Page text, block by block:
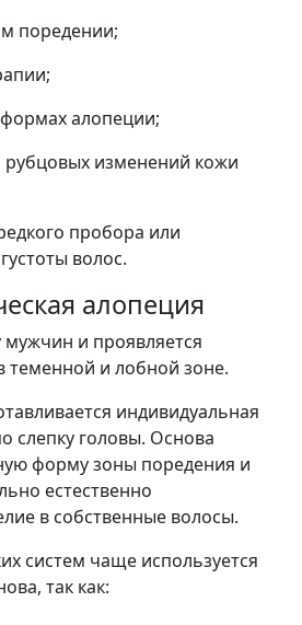
поредении;
алопеции;
рубцовых изменений кожи
пробора или
волос.
алопеция
мужчин и проявляется
теменной и лобной зоне.
индивидуальная
слепку головы. Основа
форму зоны поредения и
естественно
в собственные волосы.
систем чаще используется
так как: